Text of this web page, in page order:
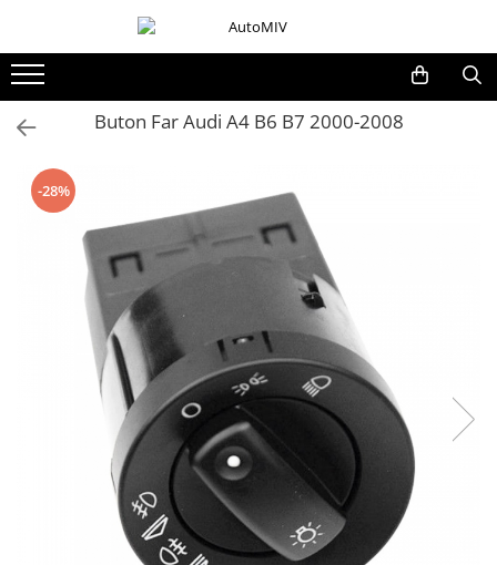
Oferta Saptamanii
Butoane Geam
Bloc Lumini
Butoane Reglare Oglinzi
Seturi Butoane
Butoane Blocare/Deblocare
Buton Frana
Buton Clapeta Rezervor
Buton Portbagaj
Alte Butoane/Comutatoare
Butoane Semnalizare
Schimbatoare Viteze
Buton Far Audi A4 B6 B7 2000-2008
-28%